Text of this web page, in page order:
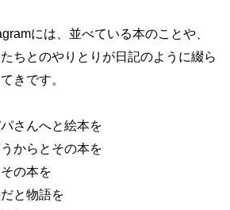
には、並べている本のことや、
ちとのやりとりが日記のように綴ら
きです。
さんへと絵本を
からとその本を
の本を
と物語を